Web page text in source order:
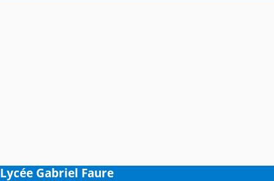
Lycée Gabriel Faure